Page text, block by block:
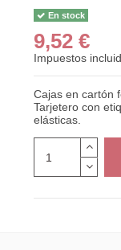
En stock
9,52 €
Impuestos
Cajas en cartón
Tarjetero con
elásticas.